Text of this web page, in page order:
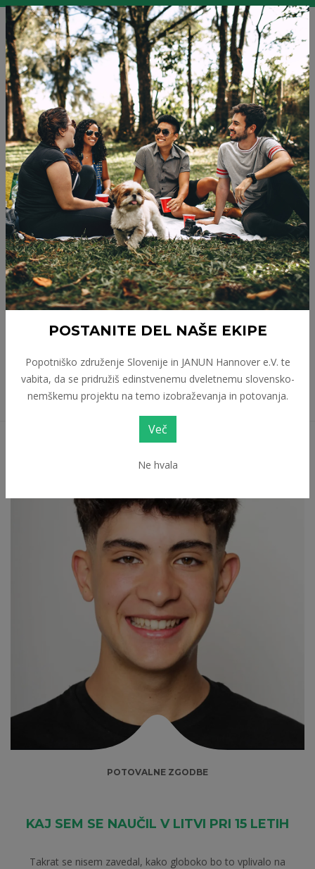
SI
SLO
ENG
DEU
Blog
Oznake:
Izobraževanje Mikrodogodivščine
Ogljična izravnava Počitnice
Potovalne zgodbe Potovanje
Prostovoljstvo Trajnostni razvoj
Trajnostni turizem Turizem
POTOVALNE ZGODBE
KAJ SEM SE NAUČIL V LITVI PRI 15 LETIH
Takrat se nisem zavedal, kako globoko bo to vplivalo na
POSTANITE DEL NAŠE EKIPE
Popotniško združenje Slovenije in JANUN Hannover e.V. te
vabita, da se pridružiš edinstvenemu dveletnemu slovensko-
nemškemu projektu na temo izobraževanja in potovanja.
Več
Ne hvala